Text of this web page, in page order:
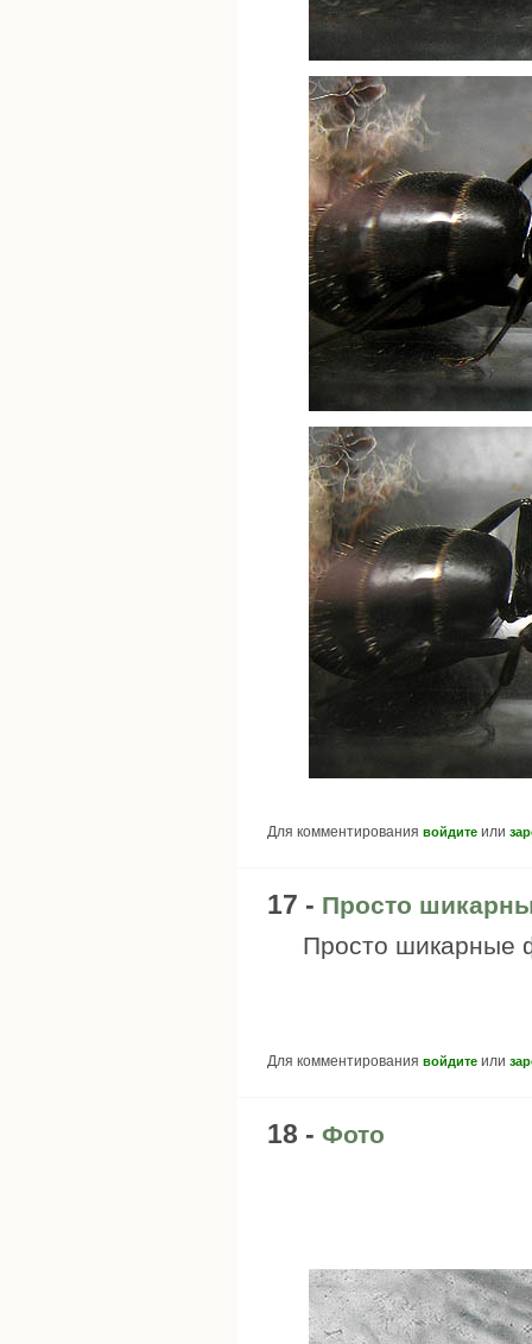
Для комментирования войдите или
17 - Просто
Просто шикарные
Для комментирования войдите или
18 - Фото